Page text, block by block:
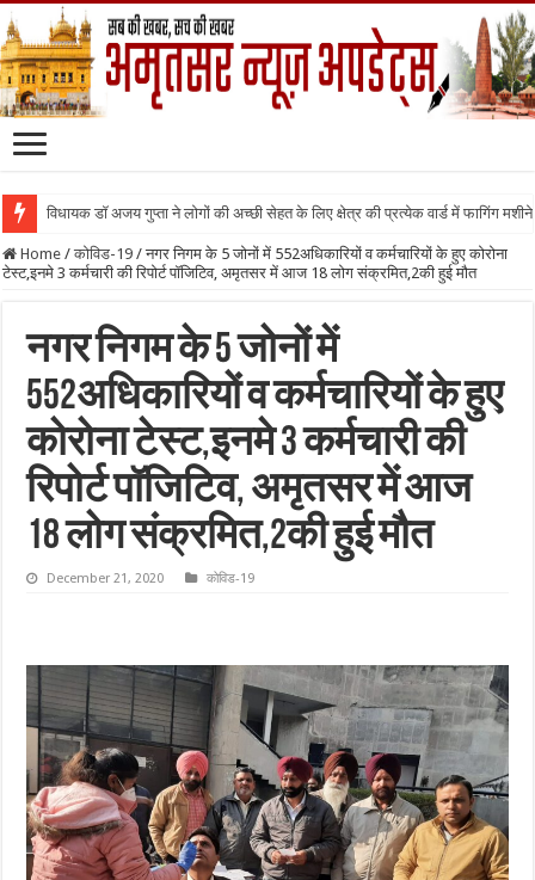
विधायक डॉ अजय गुप्ता ने लोगों की अच्छी सेहत के लिए क्षेत्र की प्रत्येक वार्ड में फागिंग मशीने
Home / कोविड-19 / नगर निगम के 5 जोनों में 552अधिकारियों व कर्मचारियों के हुए कोरोना
टेस्ट,इनमे 3 कर्मचारी की रिपोर्ट पॉजिटिव, अमृतसर में आज 18 लोग संक्रमित,2की हुई मौत
नगर निगम के 5 जोनों में
552अधिकारियों व कर्मचारियों के हुए
कोरोना टेस्ट,इनमे 3 कर्मचारी की
रिपोर्ट पॉजिटिव, अमृतसर में आज
18 लोग संक्रमित,2की हुई मौत
December 21, 2020 कोविड-19